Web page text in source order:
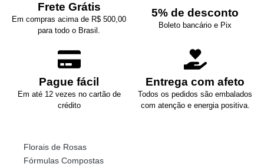
Frete Grátis
Em compras acima de R$ 500,00
para todo o Brasil.
5% de desconto
Boleto bancário e Pix
Pague fácil
Em até 12 vezes no cartão de
crédito
Entrega com afeto
Todos os pedidos são embalados
com atenção e energia positiva.
Florais de Rosas
Fórmulas Compostas